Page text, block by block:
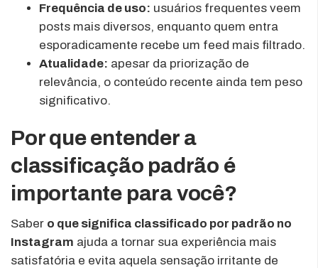
Frequência de uso: usuários frequentes veem
posts mais diversos, enquanto quem entra
esporadicamente recebe um feed mais filtrado.
Atualidade: apesar da priorização de
relevância, o conteúdo recente ainda tem peso
significativo.
Por que entender a
classificação padrão é
importante para você?
Saber o que significa classificado por padrão no
Instagram ajuda a tornar sua experiência mais
satisfatória e evita aquela sensação irritante de